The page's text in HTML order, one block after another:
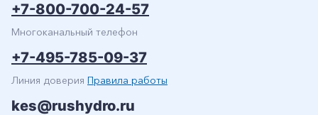
+7-800-700-24-57
Многоканальный телефон
+7-495-785-09-37
Линия доверия Правила работы
kes@rushydro.ru